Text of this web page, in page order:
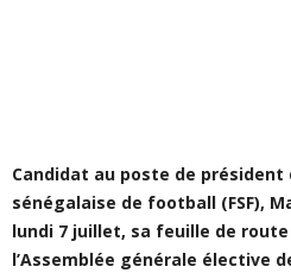
Candidat au poste de président
sénégalaise de football (FSF),
lundi 7 juillet, sa feuille de
l’Assemblée générale élective